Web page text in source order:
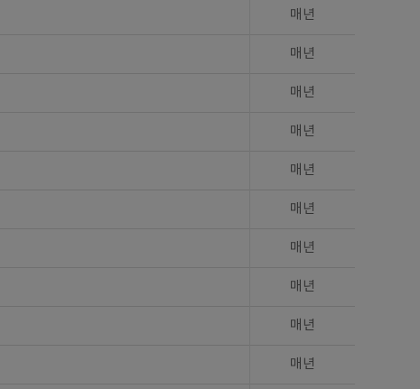
매년
매년
매년
매년
매년
매년
매년
매년
매년
매년